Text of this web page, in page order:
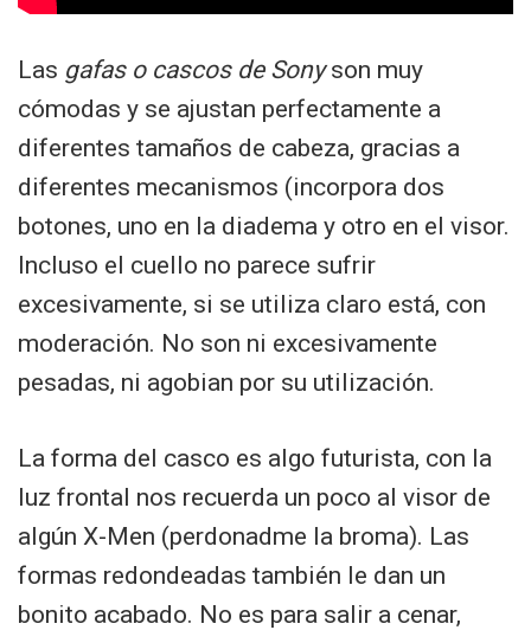
Las gafas o cascos de Sonyson muy
cómodas y se ajustan perfectamente a
diferentes tamaños de cabeza, gracias a
diferentes mecanismos (incorpora dos
botones, uno en la diadema y otro en el visor.
Incluso el cuello no parece sufrir
excesivamente, si se utiliza claro está, con
moderación. No son ni excesivamente
pesadas, ni agobian por su utilización.
La forma del casco es algo futurista, con la
luz frontal nos recuerda un poco al visor de
algún X-Men (perdonadme la broma). Las
formas redondeadas también le dan un
bonito acabado. No es para salir a cenar,